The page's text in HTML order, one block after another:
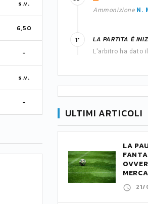
s.v.
6,50
-
s.v.
-
Ammonizione N.
LA PARTITA È
L'arbitro ha dato
1'
ULTIMI ARTICOLI
LA